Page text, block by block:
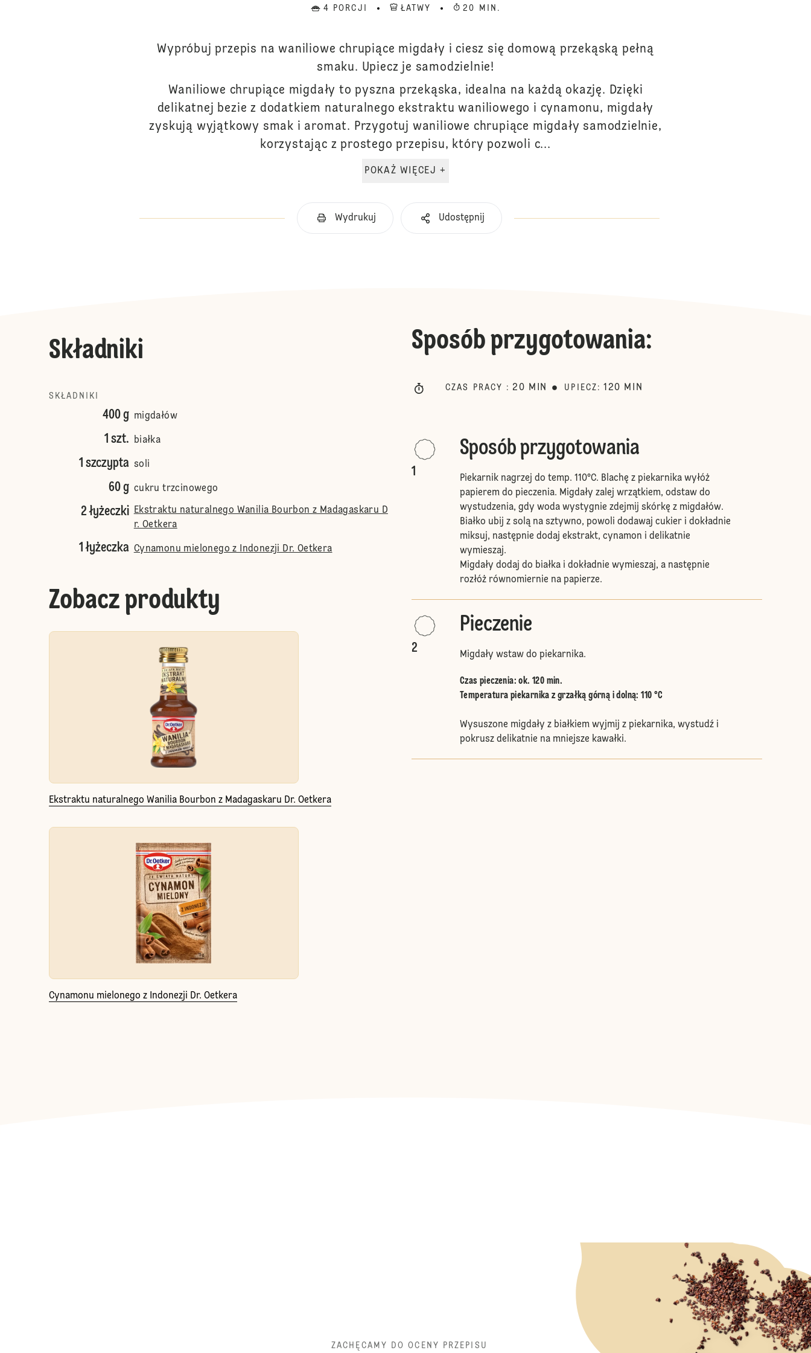
4 PORCJI ŁATWY 20 MIN.
Wypróbuj przepis na waniliowe chrupiące migdały i ciesz się domową przekąską pełną
smaku. Upiecz je samodzielnie!
Waniliowe chrupiące migdały to pyszna przekąska, idealna na każdą okazję. Dzięki
delikatnej bezie z dodatkiem naturalnego ekstraktu waniliowego i cynamonu, migdały
zyskują wyjątkowy smak i aromat. Przygotuj waniliowe chrupiące migdały samodzielnie,
korzystając z prostego przepisu, który pozwoli c...
POKAŻ WIĘCEJ +
Wydrukuj Udostępnij
Składniki
SKŁADNIKI
400 g migdałów
1 szt. białka
1 szczypta soli
60 g cukru trzcinowego
2 łyżeczki
Ekstraktu naturalnego Wanilia Bourbon z Madagaskaru D
r. Oetkera
1 łyżeczka Cynamonu mielonego z Indonezji Dr. Oetkera
Zobacz produkty
Ekstraktu naturalnego Wanilia Bourbon z Madagaskaru Dr. Oetkera
Cynamonu mielonego z Indonezji Dr. Oetkera
Sposób przygotowania:
CZAS PRACY : 20 MIN UPIECZ : 120 MIN
1
Sposób przygotowania
Piekarnik nagrzej do temp. 110°C. Blachę z piekarnika wyłóż
papierem do pieczenia. Migdały zalej wrzątkiem, odstaw do
wystudzenia, gdy woda wystygnie zdejmij skórkę z migdałów.
Białko ubij z solą na sztywno, powoli dodawaj cukier i dokładnie
miksuj, następnie dodaj ekstrakt, cynamon i delikatnie
wymieszaj.
Migdały dodaj do białka i dokładnie wymieszaj, a następnie
rozłóż równomiernie na papierze.
2
Pieczenie
Migdały wstaw do piekarnika.
Czas pieczenia: ok. 120 min.
Temperatura piekarnika z grzałką górną i dolną: 110 °C
Wysuszone migdały z białkiem wyjmij z piekarnika, wystudź i
pokrusz delikatnie na mniejsze kawałki.
ZACHĘCAMY DO OCENY PRZEPISU